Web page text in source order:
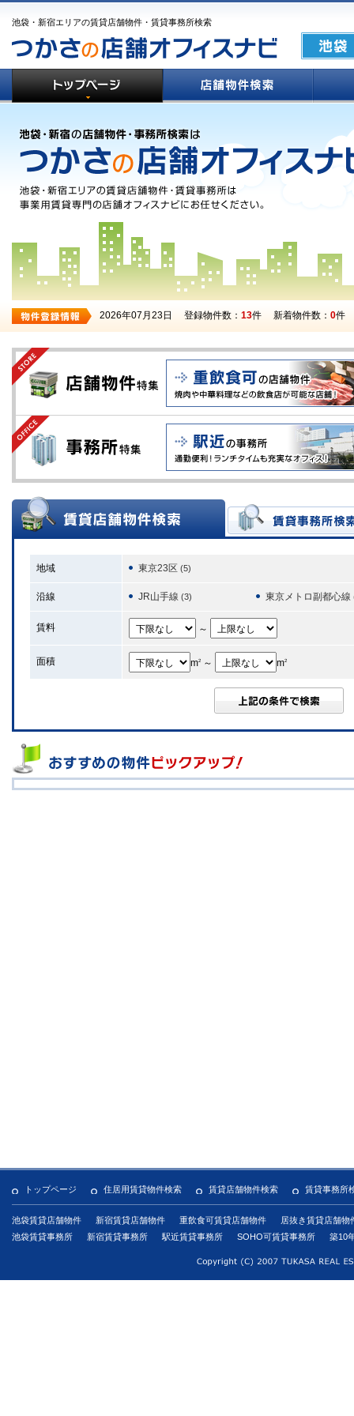
池袋・新宿エリアの賃貸店舗物件・賃貸事務所検索
2026年07月23日 登録物件数： 13件 新着物件数： 0件
地域 東京23区 (5)
沿線 JR山手線 (3) 東京メトロ副都心線
賃料 ～
面積 m2 ～ m2
トップページ 住居用賃貸物件検索 賃貸店舗物件検索 賃貸事務所
池袋賃貸店舗物件 新宿賃貸店舗物件 重飲食可賃貸店舗物件
居抜き賃貸店舗物
池袋賃貸事務所
新宿賃貸事務所 駅近賃貸事務所 SOHO可賃貸事務所 築10